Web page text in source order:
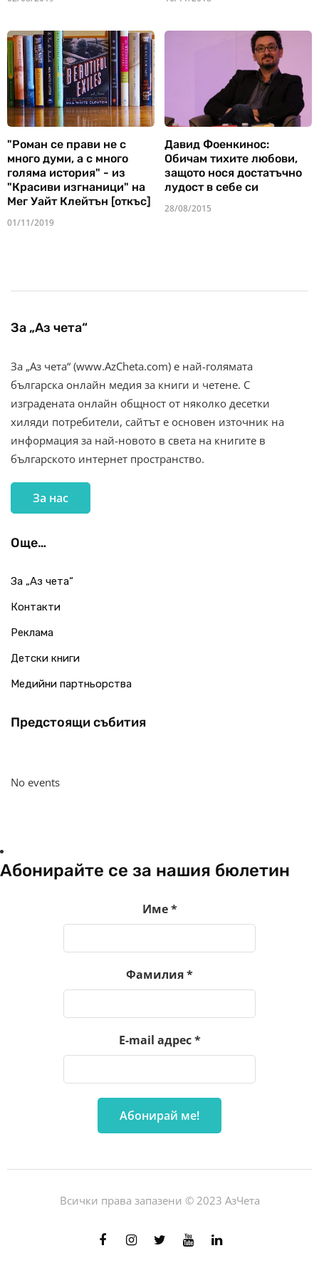
"Роман се прави не с
много думи, а с много
голяма история" - из
"Красиви изгнаници" на
Мег Уайт Клейтън [откъс]
01/11/2019
Давид Фоенкинос:
Обичам тихите любови,
защото нося достатъчно
лудост в себе си
28/08/2015
За „Аз чета“
За „Аз чета“ (www.AzCheta.com) е най-голямата
българска онлайн медия за книги и четене. С
изградената онлайн общност от няколко десетки
хиляди потребители, сайтът е основен източник на
информация за най-новото в света на книгите в
българското интернет пространство.
За нас
Още…
За „Аз чета“
Контакти
Реклама
Детски книги
Медийни партньорства
Предстоящи събития
No events
Абонирайте се за нашия бюлетин
Име*
Фамилия*
E-mail адрес*
Всички права запазени © 2023 АзЧета